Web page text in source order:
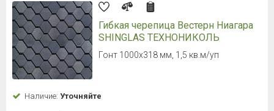
Гибкая черепица Вестерн Ниагара
SHINGLAS ТЕХНОНИКОЛЬ
Гонт 1000x318 мм, 1,5 кв.м/уп
Наличие: Уточняйте